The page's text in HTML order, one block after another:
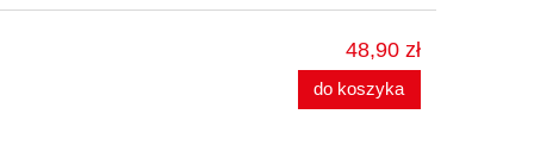
48,90 zł
do koszyka